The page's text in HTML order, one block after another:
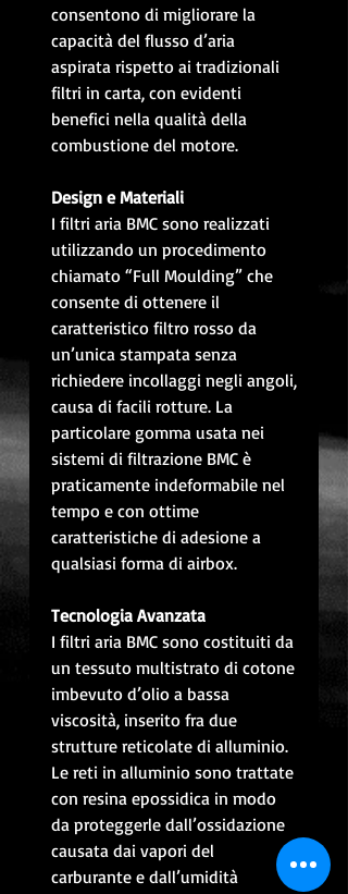
consentono di migliorare la
capacità del flusso d’aria
aspirata rispetto ai tradizionali
filtri in carta, con evidenti
benefici nella qualità della
combustione del motore.
Design e Materiali
I filtri aria BMC sono realizzati
utilizzando un procedimento
chiamato “Full Moulding” che
consente di ottenere il
caratteristico filtro rosso da
un’unica stampata senza
richiedere incollaggi negli angoli,
causa di facili rotture. La
particolare gomma usata nei
sistemi di filtrazione BMC è
praticamente indeformabile nel
tempo e con ottime
caratteristiche di adesione a
qualsiasi forma di airbox.
Tecnologia Avanzata
I filtri aria BMC sono costituiti da
un tessuto multistrato di cotone
imbevuto d’olio a bassa
viscosità, inserito fra due
strutture reticolate di alluminio.
Le reti in alluminio sono trattate
con resina epossidica in modo
da proteggerle dall’ossidazione
causata dai vapori del
carburante e dall’umidità